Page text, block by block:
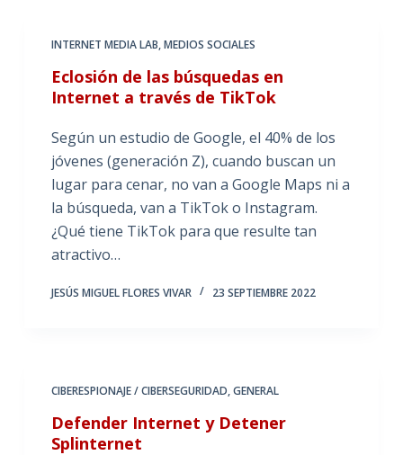
INTERNET MEDIA LAB,MEDIOS SOCIALES
Eclosión de las búsquedas en
Internet a través de TikTok
Según un estudio de Google, el 40% de los
jóvenes (generación Z), cuando buscan un
lugar para cenar, no van a Google Maps ni a
la búsqueda, van a TikTok o Instagram.
¿Qué tiene TikTok para que resulte tan
atractivo…
JESÚS MIGUEL FLORES VIVAR 23 SEPTIEMBRE 2022
CIBERESPIONAJE / CIBERSEGURIDAD,GENERAL
Defender Internet y Detener
Splinternet